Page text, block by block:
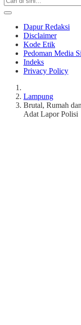
Dapur Redaksi
Disclaimer
Kode Etik
Pedoman Media
Indeks
Privacy Policy
Lampung
Brutal, Rumah
Adat Lapor Polisi